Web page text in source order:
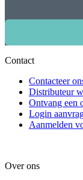
Contact
Contacteer
Distributeur
Ontvang een
Login
Aanmelden
Over ons